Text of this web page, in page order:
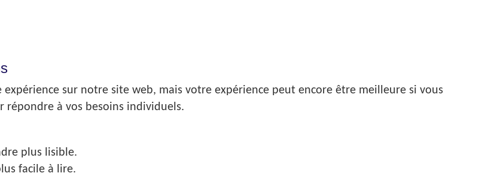
sur notre site web, mais votre expérience peut encore être meilleure si vous
à vos besoins individuels.
plus lisible.
facile à lire.